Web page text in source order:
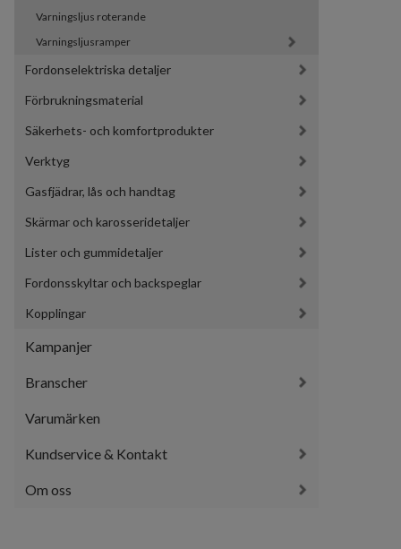
Varningsljus roterande
Varningsljusramper
Fordonselektriska detaljer
Förbrukningsmaterial
Säkerhets- och komfortprodukter
Verktyg
Gasfjädrar, lås och handtag
Skärmar och karosseridetaljer
Lister och gummidetaljer
Fordonsskyltar och backspeglar
Kopplingar
Kampanjer
Branscher
Varumärken
Kundservice & Kontakt
Om oss